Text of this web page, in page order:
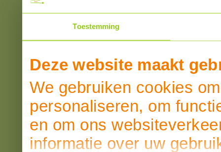
Toestemming
Deze website maakt
We gebruiken cookies
personaliseren, om
en om ons
informatie over uw